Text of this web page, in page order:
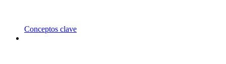
Conceptos clave